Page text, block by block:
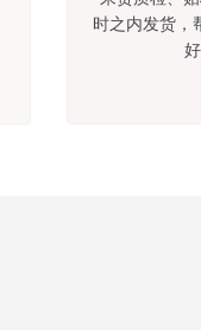
时之内发货，